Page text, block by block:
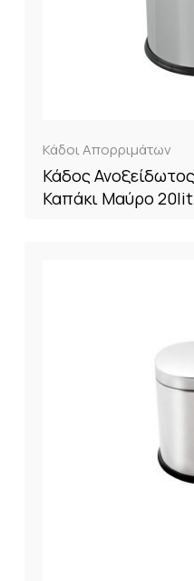
Κάδοι Απορριμάτων
Κάδος
Καπάκι Μαύρο